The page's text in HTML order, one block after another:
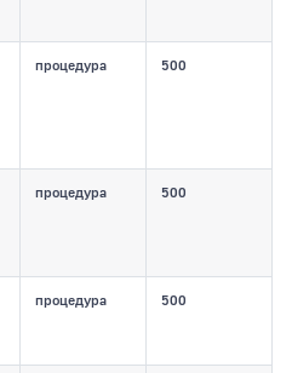
процедура 500
процедура 500
процедура 500